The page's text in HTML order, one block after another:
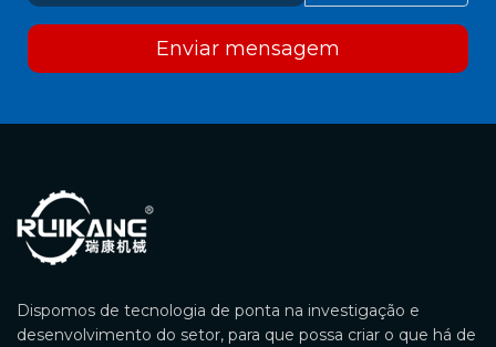
Enviar mensagem
Dispomos de tecnologia de ponta na investigação e
desenvolvimento do setor, para que possa criar o que há de